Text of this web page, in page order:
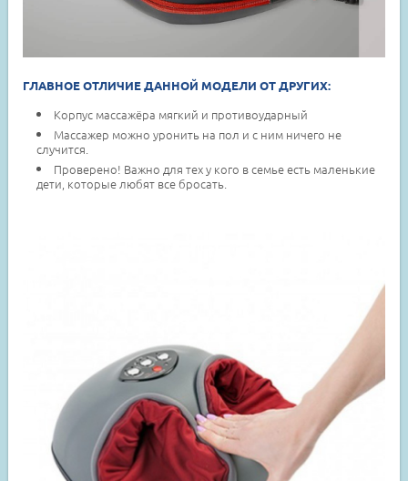
ГЛАВНОЕ ОТЛИЧИЕ ДАННОЙ МОДЕЛИ ОТ ДРУГИХ:
Корпус массажёра мягкий и противоударный
Массажер можно уронить на пол и с ним ничего не
случится.
Проверено! Важно для тех у кого в семье есть маленькие
дети, которые любят все бросать.